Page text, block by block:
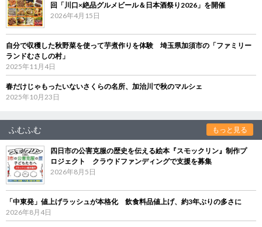
回「川口×絶品グルメビール＆日本酒祭り2026」を開催
2026年4月15日
自分で収穫した秋野菜を使って芋煮作りを体験 埼玉県加須市の「ファミリー
ランドむさしの村」
2025年11月4日
春だけじゃもったいないさくらの名所、加治川で秋のマルシェ
2025年10月23日
ふむふむ もっと見る
四日市の公害克服の歴史を伝える絵本『スモックリン』制作プ
ロジェクト クラウドファンディングで支援を募集
2026年8月5日
「中東発」値上げラッシュが本格化 飲食料品値上げ、約3年ぶりの多さに
2026年8月4日